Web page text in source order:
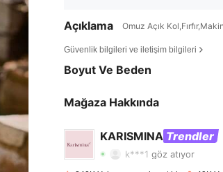
Açıklama Omuz Açık
Güvenlik bilgileri ve iletişim bilgileri
Boyut Ve Beden
Mağaza Hakkında
KARISMINA Trendler
4,79
4,79
4,79 659
k***1 göz atıyor